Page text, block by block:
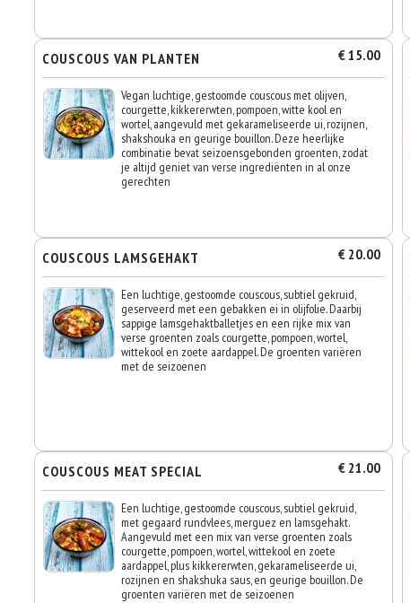
COUSCOUS VAN PLANTEN € 15.00
Vegan luchtige, gestoomde couscous met olijven,
courgette, kikkererwten, pompoen, witte kool en
wortel, aangevuld met gekarameliseerde ui, rozijnen,
shakshouka en geurige bouillon. Deze heerlijke
combinatie bevat seizoensgebonden groenten, zodat
je altijd geniet van verse ingrediënten in al onze
gerechten
COUSCOUS LAMSGEHAKT € 20.00
Een luchtige, gestoomde couscous, subtiel gekruid,
geserveerd met een gebakken ei in olijfolie. Daarbij
sappige lamsgehaktballetjes en een rijke mix van
verse groenten zoals courgette, pompoen, wortel,
wittekool en zoete aardappel. De groenten variëren
met de seizoenen
COUSCOUS MEAT SPECIAL € 21.00
Een luchtige, gestoomde couscous, subtiel gekruid,
met gegaard rundvlees, merguez en lamsgehakt.
Aangevuld met een mix van verse groenten zoals
courgette, pompoen, wortel, wittekool en zoete
aardappel, plus kikkererwten, gekarameliseerde ui,
rozijnen en shakshuka saus, en geurige bouillon. De
groenten variëren met de seizoenen